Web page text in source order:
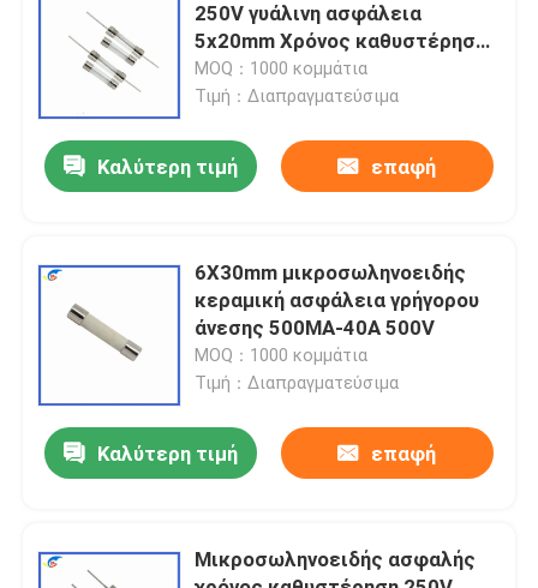
βίντεο
Σχετικά με εμάς
Επισκεψή εργοστασίου
Έλεγχος ποιότητας
Επικοινωνήστε μαζί μας
Ειδήσεις
PTC θερμική αντίσταση
250V γυάλινη ασφάλεια
5x20mm Χρόνος καθυστέρησης
Slow Blow ασφάλεια
MOQ：1000 κομμάτια
Τιμή：Διαπραγματεύσιμα
Καλύτερη τιμή επαφή
6X30mm μικροσωληνοειδής
κεραμική ασφάλεια γρήγορου
άνεσης 500MA-40A 500V
MOQ：1000 κομμάτια
Τιμή：Διαπραγματεύσιμα
Καλύτερη τιμή επαφή
Μικροσωληνοειδής ασφαλής